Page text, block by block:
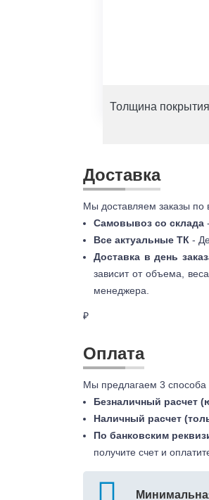
Толщина покрытия
Доставка
Мы доставляем заказы по
Самовывоз со склада
Все актуальные ТК -
Доставка в день
зависит от объема,
менеджера.
₽
Оплата
Мы предлагаем 3
Безналичный расчет
Наличный расчет
По банковским
получите счет и